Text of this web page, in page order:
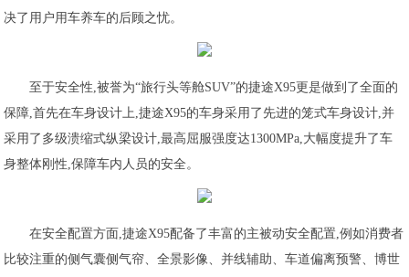
决了用户用车养车的后顾之忧。
至于安全性,被誉为“旅行头等舱SUV”的捷途X95更是做到了全面的
保障,首先在车身设计上,捷途X95的车身采用了先进的笼式车身设计,并
采用了多级溃缩式纵梁设计,最高屈服强度达1300MPa,大幅度提升了车
身整体刚性,保障车内人员的安全。
在安全配置方面,捷途X95配备了丰富的主被动安全配置,例如消费者
比较注重的侧气囊侧气帘、全景影像、并线辅助、车道偏离预警、博世